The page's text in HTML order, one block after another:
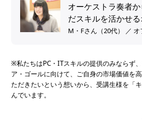
オーケストラ奏者
だスキルを活かせ
へ。
M・Fさん（20代） ／
※私たちはPC・ITスキルの提供のみならず
ア・ゴールに向けて、ご自身の市場価値を
ただきたいという想いから、受講生様を「
んでいます。